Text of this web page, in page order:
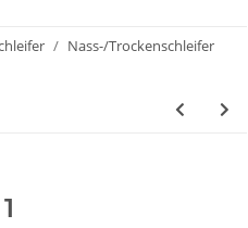
Nass-/Trockenschleifer